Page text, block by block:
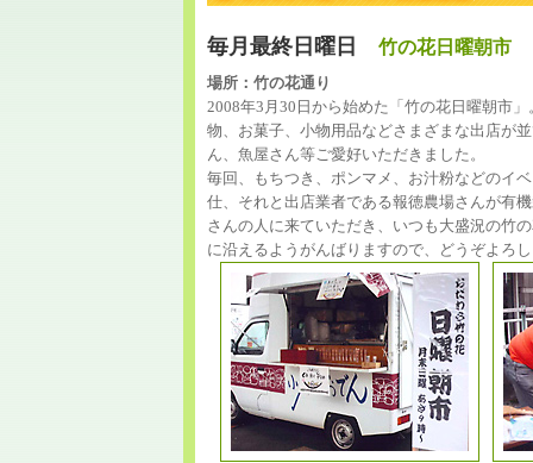
毎月最終日曜日 竹の花日曜朝市
場所：竹の花通り
2008年3月30日から始めた「竹の花日曜朝市
物、お菓子、小物用品などさまざまな出店が
ん、魚屋さん等ご愛好いただきました。
毎回、もちつき、ポンマメ、お汁粉などのイ
仕、それと出店業者である報徳農場さんが有
さんの人に来ていただき、いつも大盛況の竹
に沿えるようがんばりますので、どうぞよろ